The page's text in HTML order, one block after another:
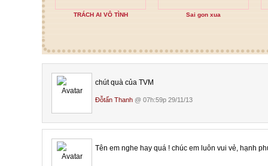
TRÁCH AI VÔ TÌNH Sai gon xua
chút quà của TVM
Đỗtấn Thanh @ 07h:59p 29/11/13
Tên em nghe hay quá ! chúc em luôn vui vẻ, hạnh